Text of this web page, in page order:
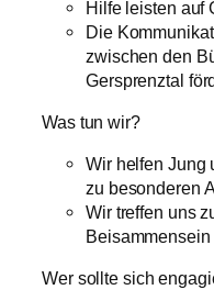
Hilfe leisten auf
Die
zwischen den
Gersprenztal
Was tun wir?
Wir helfen Jung
zu besonderen
Wir treffen uns
Wer sollte sich